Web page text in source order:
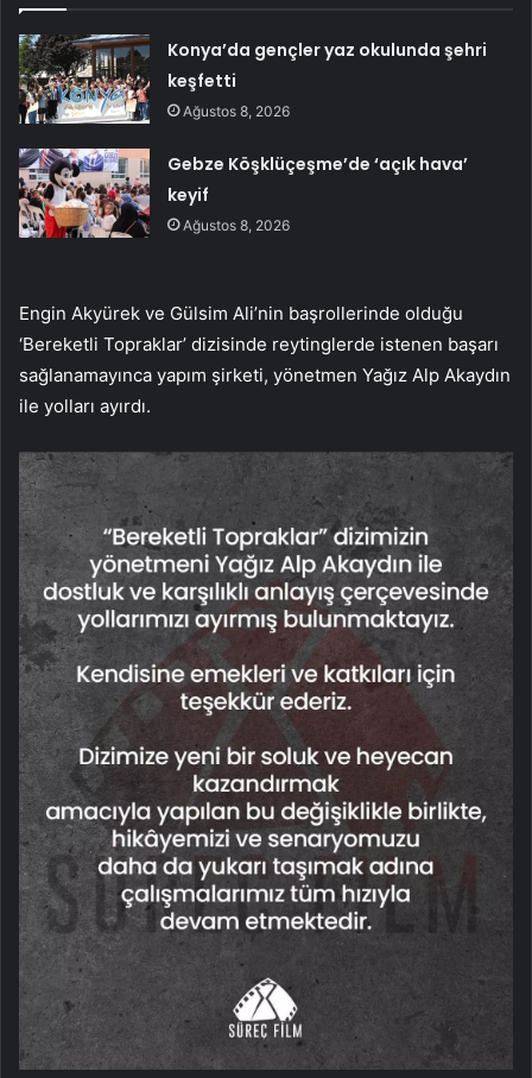
Konya’da gençler yaz okulunda şehri
keşfetti
Ağustos 8, 2026
Gebze Köşklüçeşme’de ‘açık hava’
keyif
Ağustos 8, 2026
Engin Akyürek ve Gülsim Ali’nin başrollerinde olduğu
‘Bereketli Topraklar’ dizisinde reytinglerde istenen başarı
sağlanamayınca yapım şirketi, yönetmen Yağız Alp Akaydın
ile yolları ayırdı.